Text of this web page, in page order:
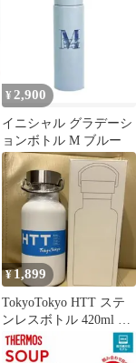
¥ 2,900
イニシャル グラデーシ
ョンボトル M ブルー
¥1,899
TokyoTokyo HTT ステ
ンレスボトル 420ml 保
冷/保温 魔法瓶